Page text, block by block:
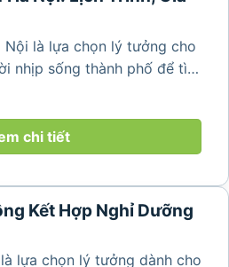
Nội là lựa chọn lý tưởng cho
nhịp sống thành phố để tìm
xanh mát, những bản làng
thang đặc trưng của Pù
chi tiết
Kết Hợp Nghỉ Dưỡng
lựa chọn lý tưởng dành cho